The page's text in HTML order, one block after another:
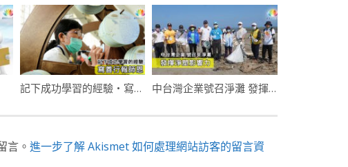
記下成功學習的經驗・寫善行報師恩 中台灣企業號召淨灘 發揮淨塑影響力
言。 進一步了解 Akismet 如何處理網站訪客的留言資